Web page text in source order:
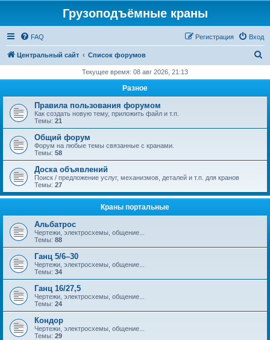
Грузоподъёмные краны
FAQ Вход
Регистрация
Центральный сайт Список форумов
с
Текущее время: 08 авг 2026, 21:13
Разное
Правила пользования форумом
Как создать новую тему, приложить файл и т.п.
Темы: 21
Общий форум
Форум на любые темы связанные с кранами.
Темы: 58
Доска объявлений
Поиск / предложение услуг, механизмов, деталей и т.п. для кранов
Темы: 27
Краны портальные
Альбатрос
Чертежи, электросхемы, общение...
Темы: 88
Ганц 5/6–30
Чертежи, электросхемы, общение...
Темы: 34
Ганц 16/27,5
Чертежи, электросхемы, общение...
Темы: 24
Кондор
Чертежи, электросхемы, общение...
Темы: 29